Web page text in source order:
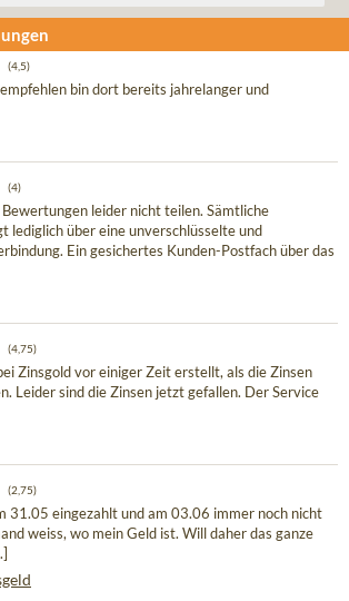
(4,5)
bin dort bereits jahrelanger und
(4)
Bewertungen leider nicht teilen. Sämtliche
lediglich über eine unverschlüsselte und
Ein gesichertes Kunden-Postfach über das
(4,75)
Zinsgold vor einiger Zeit erstellt, als die Zinsen
Leider sind die Zinsen jetzt gefallen. Der Service
(2,75)
31.05 eingezahlt und am 03.06 immer noch nicht
weiss, wo mein Geld ist. Will daher das ganze